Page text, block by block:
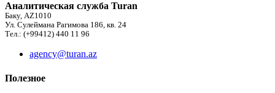
Аналитическая служба Turan
Баку, AZ1010
Ул. Сулеймана Рагимова 186, кв. 24
Тел.: (+99412) 440 11 96
agency@turan.az
Полезное